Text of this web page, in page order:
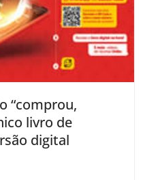
“comprou,
livro de
digital